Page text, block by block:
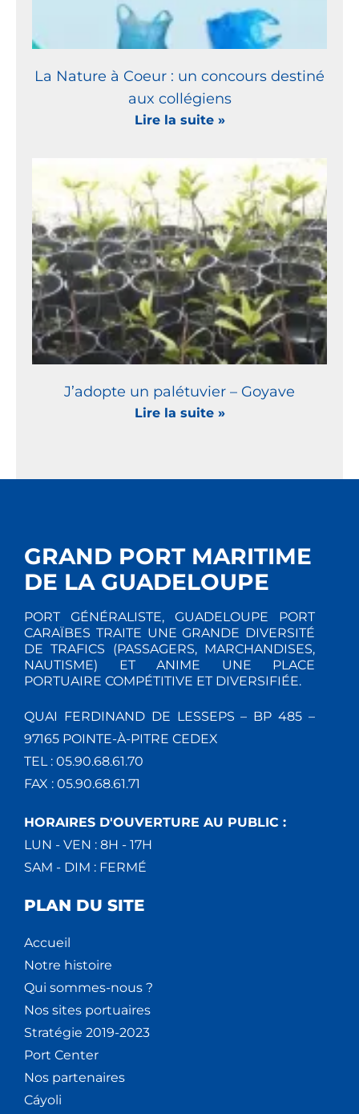
La Nature à Coeur : un concours destiné
aux collégiens
Lire la suite »
J’adopte un palétuvier – Goyave
Lire la suite »
GRAND PORT MARITIME
DE LA GUADELOUPE
PORT GÉNÉRALISTE, GUADELOUPE PORT
CARAÏBES TRAITE UNE GRANDE DIVERSITÉ
DE TRAFICS (PASSAGERS, MARCHANDISES,
NAUTISME) ET ANIME UNE PLACE
PORTUAIRE COMPÉTITIVE ET DIVERSIFIÉE.
QUAI FERDINAND DE LESSEPS – BP 485 –
97165 POINTE-À-PITRE CEDEX
TEL : 05.90.68.61.70
FAX : 05.90.68.61.71
HORAIRES D'OUVERTURE AU PUBLIC :
LUN - VEN : 8H - 17H
SAM - DIM : FERMÉ
PLAN DU SITE
Accueil
Notre histoire
Qui sommes-nous ?
Nos sites portuaires
Stratégie 2019-2023
Port Center
Nos partenaires
Cáyoli